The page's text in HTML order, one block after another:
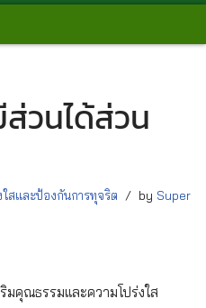
วนได้ส่วน
ใสและป้องกันการทุจริต by Super
มคุณธรรมและความโปร่งใส